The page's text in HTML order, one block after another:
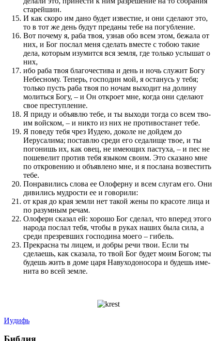
старей­шин.
И как скоро им дано будет известие, и они сделают это,
то в тот же день будут пред­аны тебе на по­губле­ние.
Вот по­чему я, раба твоя, узнав обо всем этом, бежала от
них, и Бог по­слал меня сделать вместе с тобою такие
дела, которым изумит­ся вся земля, где только услы­шат о
них,
ибо раба твоя благо­честива и день и ночь служит Богу
Небесному. Теперь, го­с­по­дин мой, я останусь у тебя;
только пусть раба твоя по ночам выходит на долину
молиться Богу, – и Он откроет мне, когда они сделают
свое пре­ступле­ние.
Я при­ду и объявлю тебе, и ты выходи тогда со всем тво­
им войском, – и никто из них не про­тивостанет тебе.
Я по­веду тебя чрез Иудею, доколе не дойдем до
Иерусалима; по­ставлю среди его седалище твое, и ты
по­гонишь их, как овец, не имеющих пастуха, – и пес не
по­шевелит про­тив тебя языком сво­им. Это ска­за­но мне
по открове­нию и объявлено мне, и я по­слана воз­вестить
тебе.
Понравились слова ее Олоферну и всем слугам его. Они
дивились мудрости ее и говорили:
от края до края земли нет такой жены по красоте лица и
по ра­зу­мным речам.
Олоферн сказал ей: хорошо Бог сделал, что вперед этого
народа по­слал тебя, чтобы в руках наших была сила, а
среди пре­зрев­ших го­с­по­дина моего – гибель.
Прекрасна ты лицем, и добры речи твои. Если ты
сделаешь, как сказала, то твой Бог будет мо­им Богом; ты
будешь жить в доме царя Навуходоносора и будешь име­
нита во всей земле.
Иудифь